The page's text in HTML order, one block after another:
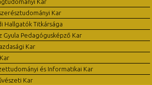
Kar
Kar
Hallgatók Titkársága
Gyula Pedagógusképző Kar
Kar
és Informatikai Kar
Kar